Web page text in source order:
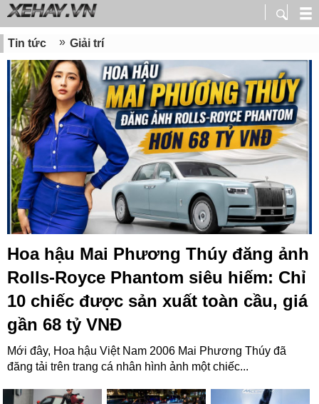
Tin tức Giải trí
Hoa hậu Mai Phương Thúy đăng ảnh
Rolls-Royce Phantom siêu hiếm: Chỉ
10 chiếc được sản xuất toàn cầu, giá
gần 68 tỷ VNĐ
Mới đây, Hoa hậu Việt Nam 2006 Mai Phương Thúy đã
đăng tải trên trang cá nhân hình ảnh một chiếc...